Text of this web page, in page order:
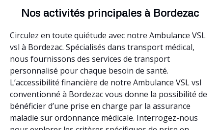
Nos activités principales à Bordezac
Circulez en toute quiétude avec notre Ambulance VSL
vsl à Bordezac. Spécialisés dans transport médical,
nous fournissons des services de transport
personnalisé pour chaque besoin de santé.
L’accessibilité financière de notre Ambulance VSL vsl
conventionné à Bordezac vous donne la possibilité de
bénéficier d’une prise en charge par la assurance
maladie sur ordonnance médicale. Interrogez-nous